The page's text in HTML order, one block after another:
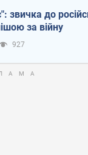
звичка до
за війну
927